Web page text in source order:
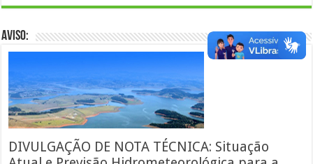
AVISO:
DIVULGAÇÃO DE NOTA TÉCNICA: Situação